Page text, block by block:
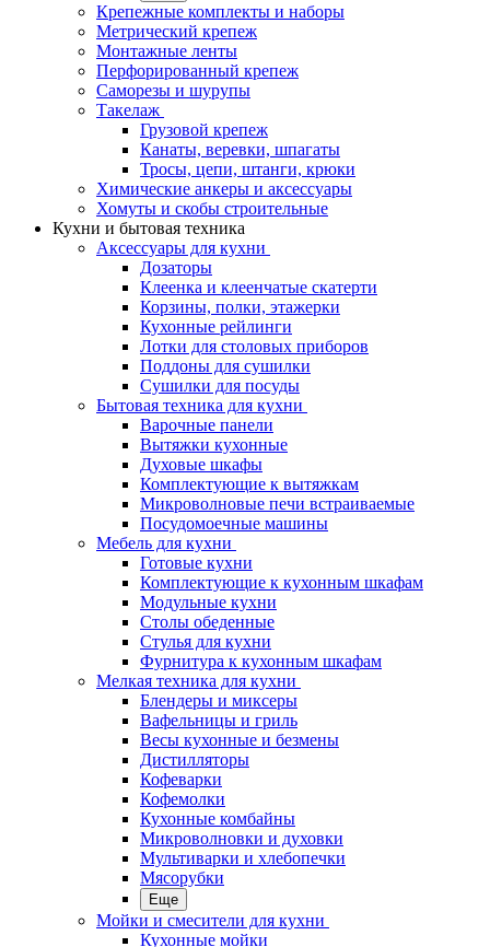
Крепежные комплекты и наборы
Метрический крепеж
Монтажные ленты
Перфорированный крепеж
Саморезы и шурупы
Такелаж
Грузовой крепеж
Канаты, веревки, шпагаты
Тросы, цепи, штанги, крюки
Химические анкеры и аксессуары
Хомуты и скобы строительные
Кухни и бытовая техника
Аксессуары для кухни
Дозаторы
Клеенка и клеенчатые скатерти
Корзины, полки, этажерки
Кухонные рейлинги
Лотки для столовых приборов
Поддоны для сушилки
Сушилки для посуды
Бытовая техника для кухни
Варочные панели
Вытяжки кухонные
Духовые шкафы
Комплектующие к вытяжкам
Микроволновые печи встраиваемые
Посудомоечные машины
Мебель для кухни
Готовые кухни
Комплектующие к кухонным шкафам
Модульные кухни
Столы обеденные
Стулья для кухни
Фурнитура к кухонным шкафам
Мелкая техника для кухни
Блендеры и миксеры
Вафельницы и гриль
Весы кухонные и безмены
Дистилляторы
Кофеварки
Кофемолки
Кухонные комбайны
Микроволновки и духовки
Мультиварки и хлебопечки
Мясорубки
Еще
Мойки и смесители для кухни
Кухонные мойки